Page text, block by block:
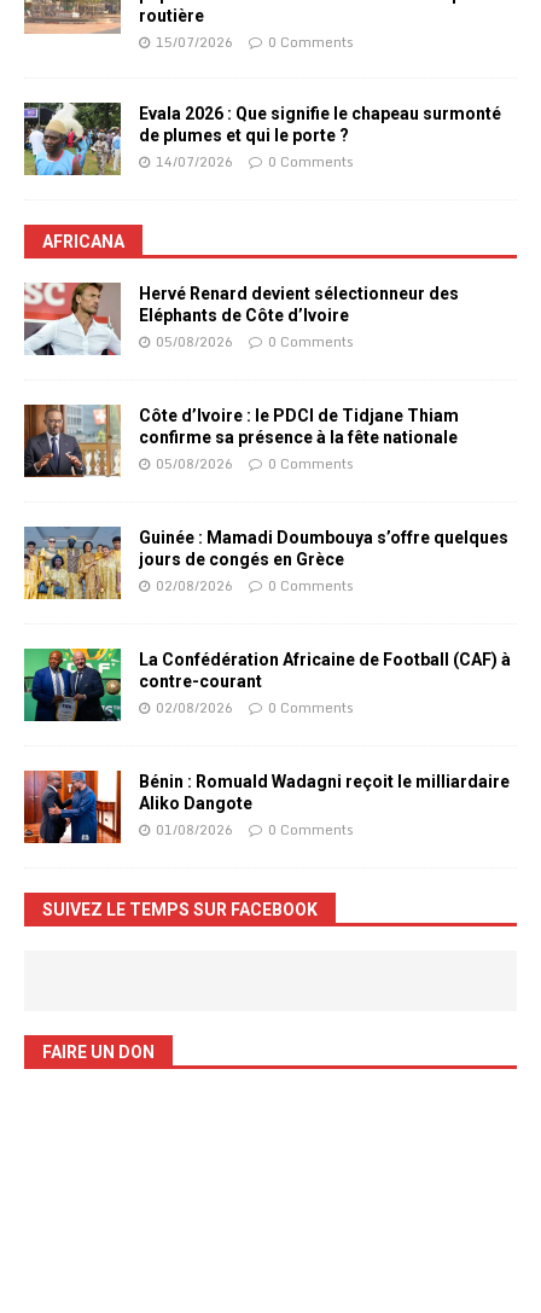
routière
15/07/2026 0 Comments
Evala 2026 : Que signifie le chapeau surmonté
de plumes et qui le porte ?
14/07/2026 0 Comments
AFRICANA
Hervé Renard devient sélectionneur des
Eléphants de Côte d’Ivoire
05/08/2026 0 Comments
Côte d’Ivoire : le PDCI de Tidjane Thiam
confirme sa présence à la fête nationale
05/08/2026 0 Comments
Guinée : Mamadi Doumbouya s’offre quelques
jours de congés en Grèce
02/08/2026 0 Comments
La Confédération Africaine de Football (CAF) à
contre-courant
02/08/2026 0 Comments
Bénin : Romuald Wadagni reçoit le milliardaire
Aliko Dangote
01/08/2026 0 Comments
SUIVEZ LE TEMPS SUR FACEBOOK
FAIRE UN DON